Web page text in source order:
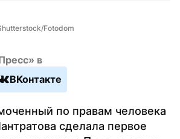
Fotodom
в
ВКонтакте
по правам человека
сделала первое